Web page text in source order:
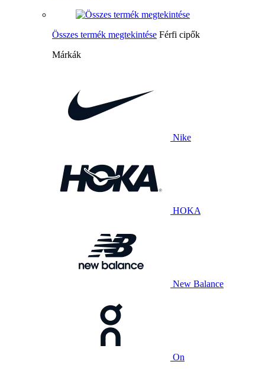
Összes termék megtekintése Férfi cipők
Márkák
Nike
HOKA
New Balance
On